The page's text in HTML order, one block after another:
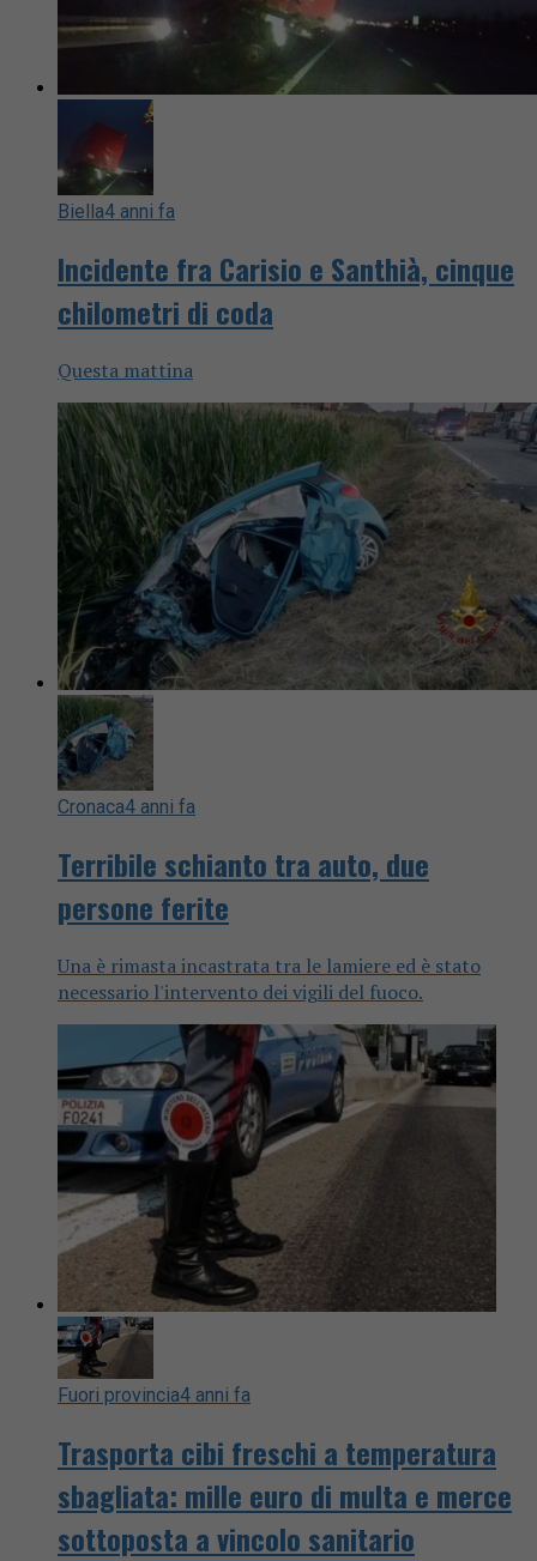
Biella4 anni fa
Incidente fra Carisio e Santhià, cinque
chilometri di coda
Questa mattina
Cronaca4 anni fa
Terribile schianto tra auto, due
persone ferite
Una è rimasta incastrata tra le lamiere ed è stato
necessario l'intervento dei vigili del fuoco.
Fuori provincia4 anni fa
Trasporta cibi freschi a temperatura
sbagliata: mille euro di multa e merce
sottoposta a vincolo sanitario